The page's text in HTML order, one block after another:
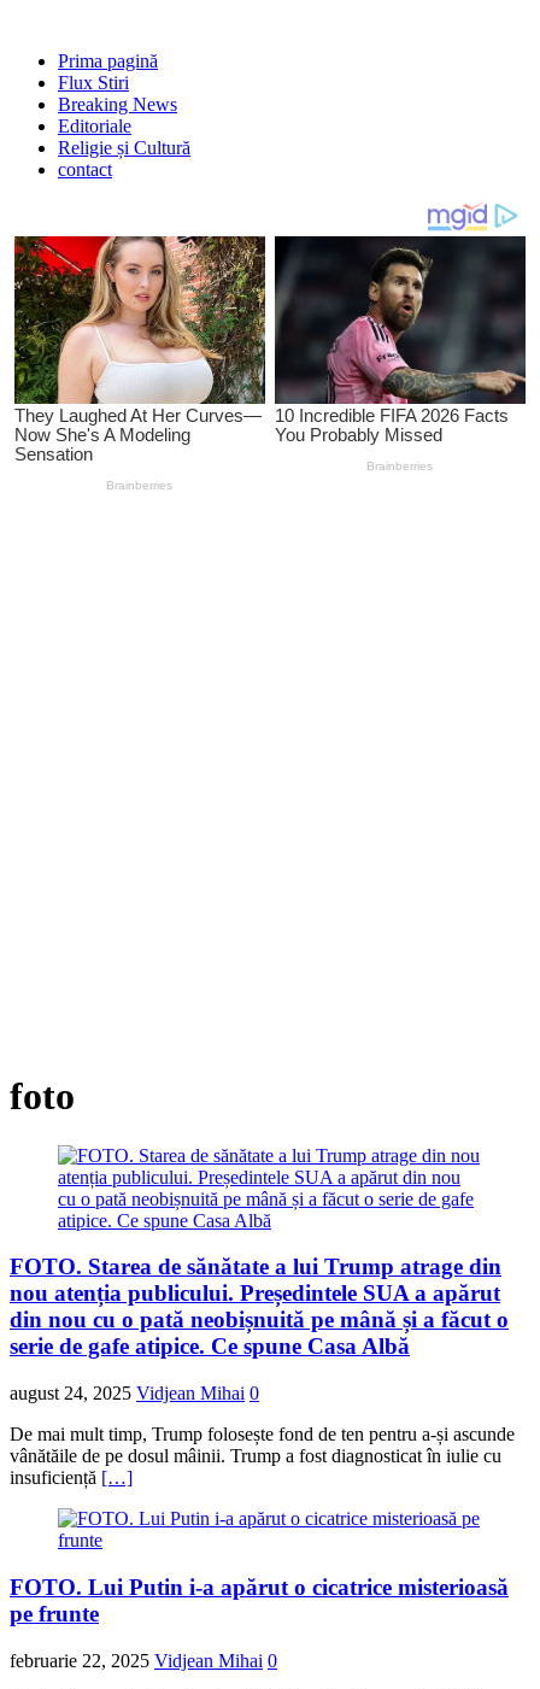
Prima pagină
Flux Stiri
Breaking News
Editoriale
Religie și Cultură
contact
foto
FOTO. Starea de sănătate a lui Trump atrage din
nou atenția publicului. Președintele SUA a apărut
din nou cu o pată neobișnuită pe mână și a făcut o
serie de gafe atipice. Ce spune Casa Albă
august 24, 2025 Vidjean Mihai 0
De mai mult timp, Trump folosește fond de ten pentru a-și ascunde
vânătăile de pe dosul mâinii. Trump a fost diagnosticat în iulie cu
insuficiență […]
FOTO. Lui Putin i-a apărut o cicatrice misterioasă
pe frunte
februarie 22, 2025 Vidjean Mihai 0